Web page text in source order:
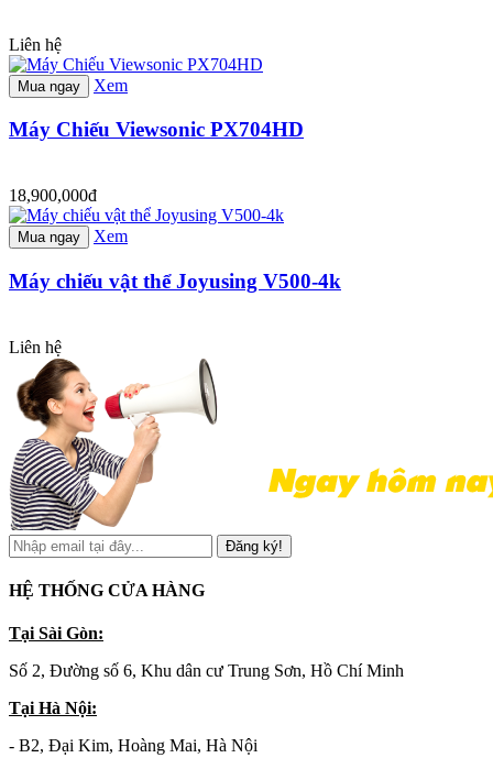
Liên hệ
Mua ngay Xem
Máy Chiếu Viewsonic PX704HD
18,900,000đ
Mua ngay Xem
Máy chiếu vật thể Joyusing V500-4k
Liên hệ
Đăng ký!
HỆ THỐNG CỬA HÀNG
Tại Sài Gòn:
Số 2, Đường số 6, Khu dân cư Trung Sơn, Hồ Chí Minh
Tại Hà Nội:
- B2, Đại Kim, Hoàng Mai, Hà Nội